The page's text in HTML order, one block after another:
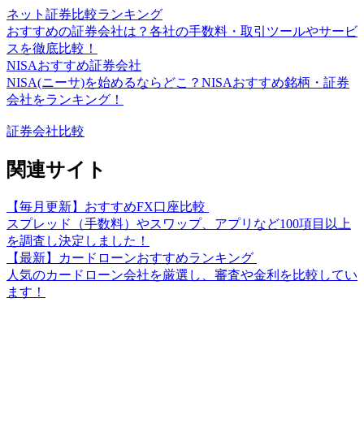
ネット証券比較ランキング
おすすめの証券会社は？各社の手数料・取引ツールやサービ
スを徹底比較！
NISAおすすめ証券会社
NISA(ニーサ)を始めるならどこ？NISAおすすめ銘柄・証券
会社をランキング！
証券会社比較
関連サイト
【毎月更新】おすすめFX口座比較
スプレッド（手数料）やスワップ、アプリなど100項目以上
を調査し決定しました！
【最新】カードローンおすすめランキング
人気のカードローン会社を厳選し、審査や金利を比較してい
ます！